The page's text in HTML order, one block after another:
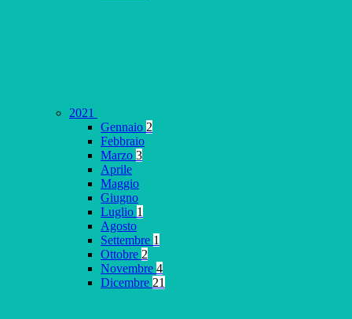
2021
Gennaio 2
Febbraio
Marzo 3
Aprile
Maggio
Giugno
Luglio 1
Agosto
Settembre 1
Ottobre 2
Novembre 4
Dicembre 21